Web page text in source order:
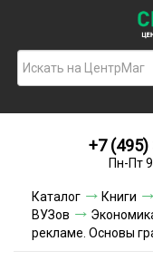
+7
Пн-Пт
Каталог Книги
ВУЗов
рекламе. Основы